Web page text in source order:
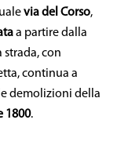
via del Corso,
a partire dalla
strada, con
continua a
demolizioni della
1800.